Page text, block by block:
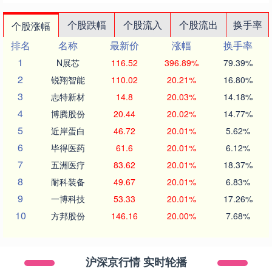
个股涨幅 个股跌幅 个股流入 个股流出
换手率
排名
名称 最新价 涨幅
换手率
1
N展芯 116.52 396.89% 79.39%
2 锐翔智能 110.02 20.21% 16.80%
3 志特新材 14.8 20.03% 14.18%
4 博腾股份 20.44 20.02% 14.77%
5 近岸蛋白 46.72 20.01% 5.62%
6 毕得医药 61.6 20.01% 6.12%
7 五洲医疗 83.62 20.01% 18.37%
8 耐科装备 49.67 20.01% 6.83%
9 一博科技 53.33 20.01% 17.26%
10 方邦股份 146.16 20.00% 7.68%
沪深京行情 实时轮播